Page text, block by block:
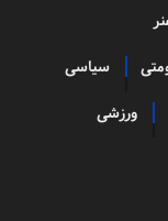
سیاسی
ورزشی